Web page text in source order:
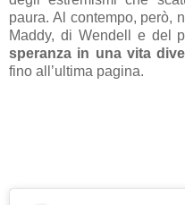
paura. Al contempo, però,
Maddy, di Wendell e del
speranza in una vita
fino all’ultima pagina.